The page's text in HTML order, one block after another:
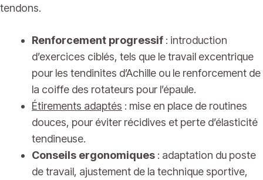
tendons.
Renforcement progressif : introduction
d’exercices ciblés, tels que le travail excentrique
pour les tendinites d’Achille ou le renforcement de
la coiffe des rotateurs pour l’épaule.
Étirements adaptés : mise en place de routines
douces, pour éviter récidives et perte d’élasticité
tendineuse.
Conseils ergonomiques : adaptation du poste
de travail, ajustement de la technique sportive,